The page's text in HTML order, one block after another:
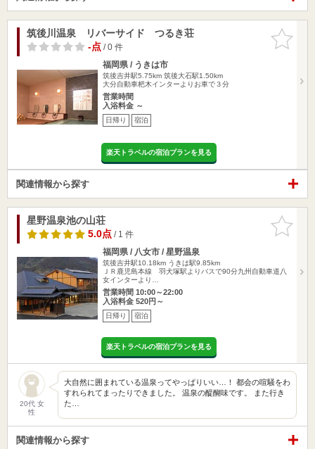
お気に入
りに追加
筑後川温泉 リバーサイド つるき荘
-点/ 0 件
福岡県 / うきは市
筑後吉井駅5.75km 筑後大石駅1.50km
大分自動車杷木インターよりお車で３分
営業時間
入浴料金 ～
日帰り 宿泊
楽天トラベルの宿泊プランを見る
関連情報から探す
お気に入
りに追加
星野温泉池の山荘
5.0点/ 1 件
福岡県 / 八女市 / 星野温泉
筑後吉井駅10.18km うきは駅9.85km
ＪＲ鹿児島本線 羽犬塚駅よりバスで90分九州自動車道八
女インターより…
営業時間 10:00～22:00
入浴料金 520円～
日帰り 宿泊
楽天トラベルの宿泊プランを見る
20代 女
性
大自然に囲まれている温泉ってやっぱりいい…！ 都会の喧騒をわ
すれられてまったりできました。 温泉の醍醐味です。 また行き
た…
関連情報から探す